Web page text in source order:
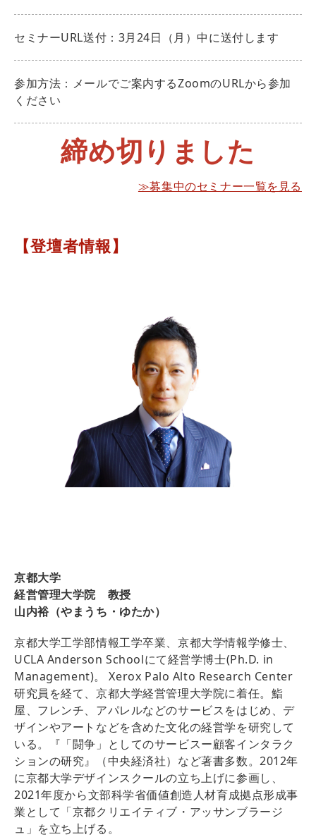
セミナーURL送付：3月24日（月）中に送付します
参加方法：メールでご案内するZoomのURLから参加
ください
締め切りました
≫募集中のセミナー一覧を見る
【登壇者情報】
京都大学
経営管理大学院 教授
山内裕（やまうち・ゆたか）
京都大学工学部情報工学卒業、京都大学情報学修士、
UCLA Anderson Schoolにて経営学博士(Ph.D. in
Management)。 Xerox Palo Alto Research Center
研究員を経て、京都大学経営管理大学院に着任。鮨
屋、フレンチ、アパレルなどのサービスをはじめ、デ
ザインやアートなどを含めた文化の経営学を研究して
いる。『「闘争」としてのサービスー顧客インタラク
ションの研究』（中央経済社）など著書多数。2012年
に京都大学デザインスクールの立ち上げに参画し、
2021年度から文部科学省価値創造人材育成拠点形成事
業として「京都クリエイティブ・アッサンブラージ
ュ」を立ち上げる。